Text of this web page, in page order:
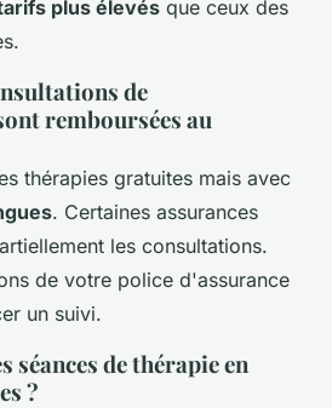
plus élevés que ceux des
de
remboursées au
thérapies gratuites mais avec
. Certaines assurances
les consultations.
de votre police d'assurance
un suivi.
séances de thérapie en
?